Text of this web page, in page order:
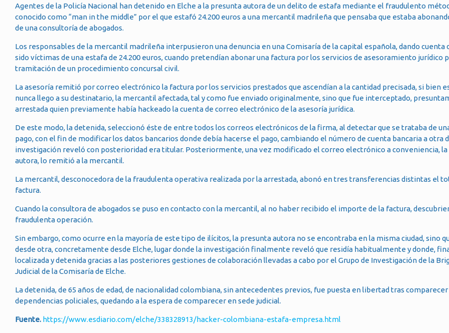
Agentes de la Policía Nacional han detenido en Elche a la presunta autora de un delito de estafa mediante el fraudulento
conocido como “man in the middle” por el que estafó 24.200 euros a una mercantil madrileña que pensaba que estaba
de una consultoría de abogados.
Los responsables de la mercantil madrileña interpusieron una denuncia en una Comisaría de la capital española, dando cuenta
sido víctimas de una estafa de 24.200 euros, cuando pretendían abonar una factura por los servicios de asesoramiento jurídico
tramitación de un procedimiento concursal civil.
La asesoría remitió por correo electrónico la factura por los servicios prestados que ascendían a la cantidad precisada, si bien
nunca llego a su destinatario, la mercantil afectada, tal y como fue enviado originalmente, sino que fue interceptado,
arrestada quien previamente había hackeado la cuenta de correo electrónico de la asesoría jurídica.
De este modo, la detenida, seleccionó éste de entre todos los correos electrónicos de la firma, al detectar que se trataba de
pago, con el fin de modificar los datos bancarios donde debía hacerse el pago, cambiando el número de cuenta bancaria a otra
investigación reveló con posterioridad era titular. Posteriormente, una vez modificado el correo electrónico a conveniencia,
autora, lo remitió a la mercantil.
La mercantil, desconocedora de la fraudulenta operativa realizada por la arrestada, abonó en tres transferencias distintas el
factura.
Cuando la consultora de abogados se puso en contacto con la mercantil, al no haber recibido el importe de la factura,
fraudulenta operación.
Sin embargo, como ocurre en la mayoría de este tipo de ilícitos, la presunta autora no se encontraba en la misma ciudad, sino
desde otra, concretamente desde Elche, lugar donde la investigación finalmente reveló que residía habitualmente y donde,
localizada y detenida gracias a las posteriores gestiones de colaboración llevadas a cabo por el Grupo de Investigación de la
Judicial de la Comisaría de Elche.
La detenida, de 65 años de edad, de nacionalidad colombiana, sin antecedentes previos, fue puesta en libertad tras
dependencias policiales, quedando a la espera de comparecer en sede judicial.
Fuente. https://www.esdiario.com/elche/338328913/hacker-colombiana-estafa-empresa.html